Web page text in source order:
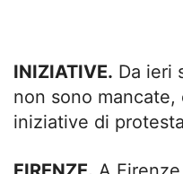
INIZIATIVE. Da ieri
non sono
iniziative di